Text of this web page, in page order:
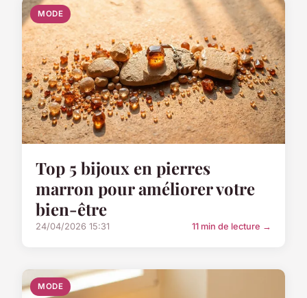
MODE
Top 5 bijoux en pierres
marron pour améliorer votre
bien-être
24/04/2026 15:31 11 min de lecture →
MODE